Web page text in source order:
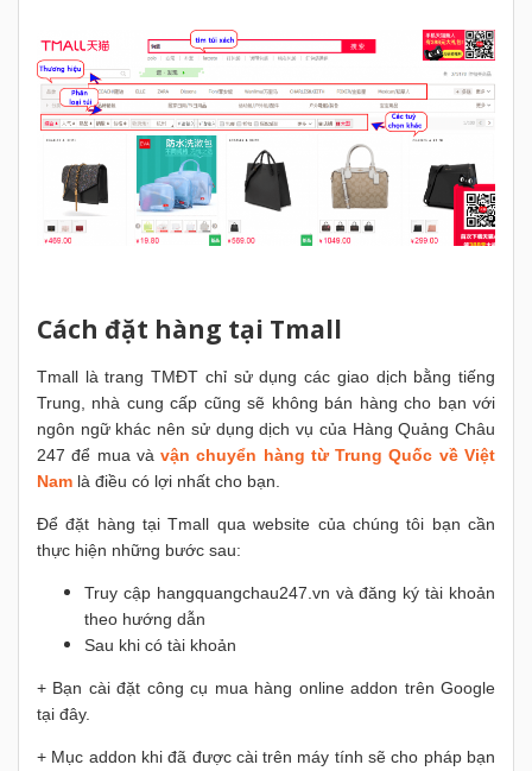
Cách đặt hàng tại Tmall
Tmall là trang TMĐT chỉ sử dụng các giao dịch bằng tiếng
Trung, nhà cung cấp cũng sẽ không bán hàng cho bạn với
ngôn ngữ khác nên sử dụng dịch vụ của Hàng Quảng Châu
247 để mua vàvận chuyển hàng từ Trung Quốc về Việt
Nam là điều có lợi nhất cho bạn.
Để đặt hàng tại Tmall qua website của chúng tôi bạn cần
thực hiện những bước sau:
Truy cập hangquangchau247.vn và đăng ký tài khoản
theo hướng dẫn
Sau khi có tài khoản
+ Bạn cài đặt công cụ mua hàng online addon trên Google
tại đây.
+ Mục addon khi đã được cài trên máy tính sẽ cho pháp bạn